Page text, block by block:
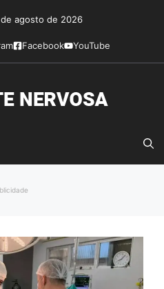
agosto de 2026
Facebook YouTube